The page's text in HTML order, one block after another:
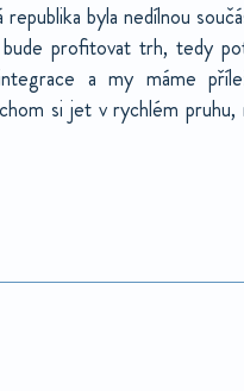
byla nedílnou
profitovat trh, tedy
a my máme
si jet v rychlém pruhu,